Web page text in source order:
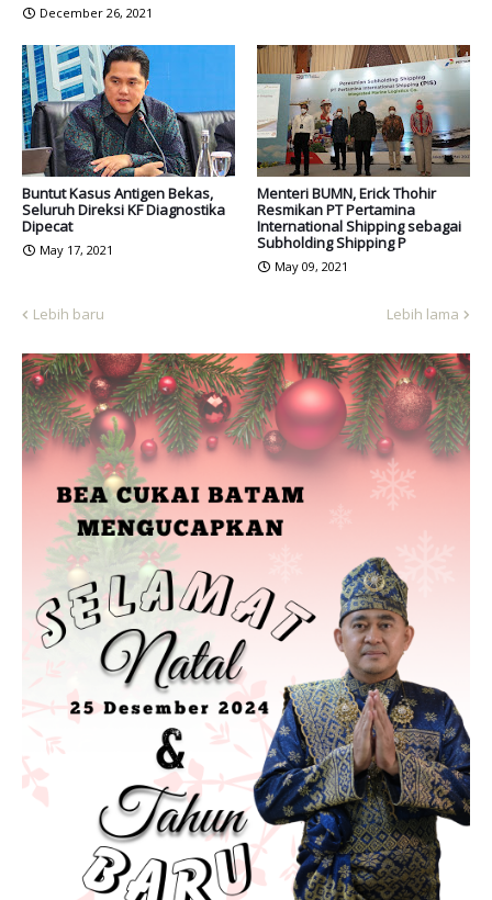
December 26, 2021
Buntut Kasus Antigen Bekas,
Seluruh Direksi KF Diagnostika
Dipecat
May 17, 2021
Menteri BUMN, Erick Thohir
Resmikan PT Pertamina
International Shipping sebagai
Subholding Shipping P
May 09, 2021
Lebih baru Lebih lama